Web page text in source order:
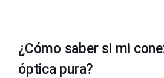
¿Cómo saber si mi
óptica pura?